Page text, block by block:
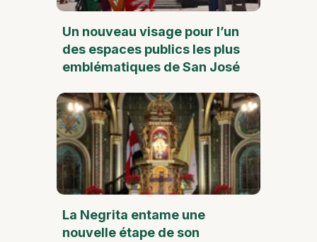
Un nouveau visage pour l’un
des espaces publics les plus
emblématiques de San José
La Negrita entame une
nouvelle étape de son